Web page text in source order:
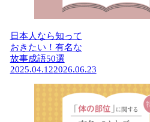
日本人なら知って
おきたい！有名な
故事成語50選
2025.04.122026.06.23